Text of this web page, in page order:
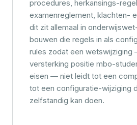
procedures, herkansings-
examenreglement, klachten-
dit zit allemaal in
bouwen die regels in als
rules zodat een
versterking positie mbo-
eisen — niet leidt tot een
tot een configuratie-wijziging
zelfstandig kan doen.